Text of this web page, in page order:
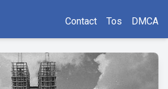
Contact Tos DMCA